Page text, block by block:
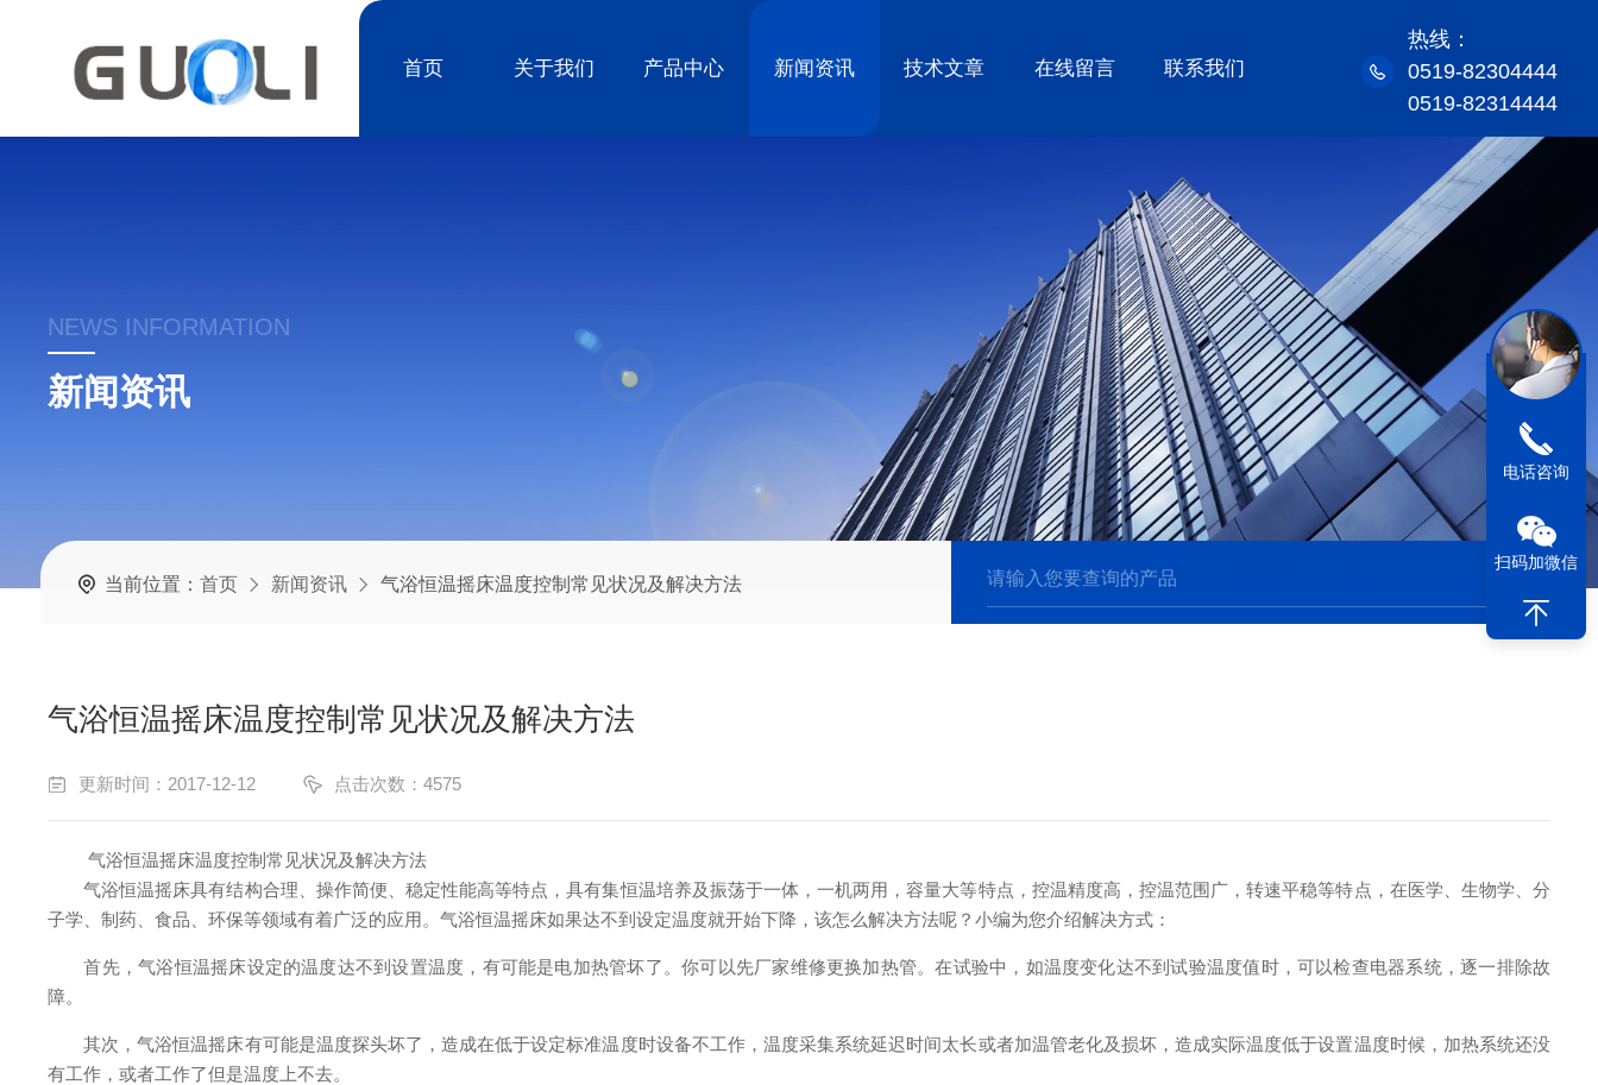
首页 关于我们 产品中心 新闻资讯 技术文章 在线留言 联系我们
热线：
0519-82304444
0519-82314444
NEWS INFORMATION
新闻资讯
当前位置： 首页 新闻资讯 气浴恒温摇床温度控制常见状况及解决方法
气浴恒温摇床温度控制常见状况及解决方法
更新时间：2017-12-12 点击次数：4575
气浴恒温摇床温度控制常见状况及解决方法
气浴恒温摇床具有结构合理、操作简便、稳定性能高等特点，具有集恒温培养及振荡于一体，一机两用，容量大等特点，控温精度高，控温范围广，转速平稳等特点，在医学、生物学、分
子学、制药、食品、环保等领域有着广泛的应用。气浴恒温摇床如果达不到设定温度就开始下降，该怎么解决方法呢？小编为您介绍解决方式：
首先，气浴恒温摇床设定的温度达不到设置温度，有可能是电加热管坏了。你可以先厂家维修更换加热管。在试验中，如温度变化达不到试验温度值时，可以检查电器系统，逐一排除故
障。
其次，气浴恒温摇床有可能是温度探头坏了，造成在低于设定标准温度时设备不工作，温度采集系统延迟时间太长或者加温管老化及损坏，造成实际温度低于设置温度时候，加热系统还没
有工作，或者工作了但是温度上不去。
电话咨询
扫码加微信